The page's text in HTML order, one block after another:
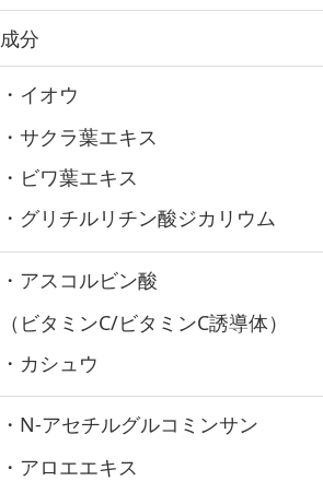
成分
・イオウ
・サクラ葉エキス
・ビワ葉エキス
・グリチルリチン酸ジカリウム
・アスコルビン酸
（ビタミンC/ビタミンC誘導体）
・カシュウ
・N-アセチルグルコミンサン
・アロエエキス